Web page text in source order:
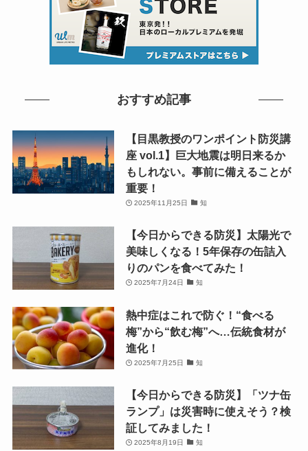
おすすめ記事
【目黒教授のワンポイント防災講
座 vol.1】巨大地震は明日来るか
もしれない。事前に備えることが
重要！
2025年11月25日 知
【今日からできる防災】太陽光で
美味しくなる！5年保存の缶詰入
りのパンを食べてみた！
2025年7月24日 知
熱中症はこれで防ぐ！“食べる
梅”から“飲む梅”へ…伝統食材が
進化！
2025年7月25日 知
【今日からできる防災】「ツナ缶
ランプ」は災害時に使えそう？検
証してみました！
2025年8月19日 知